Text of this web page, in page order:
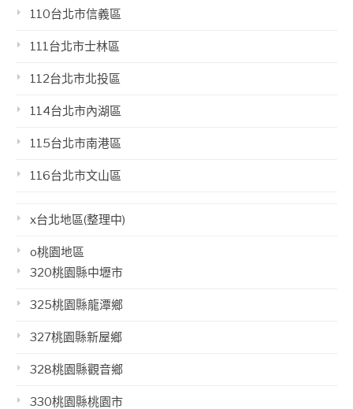
110台北市信義區
111台北市士林區
112台北市北投區
114台北市內湖區
115台北市南港區
116台北市文山區
x台北地區(整理中)
o桃園地區
320桃園縣中壢市
325桃園縣龍潭鄉
327桃園縣新屋鄉
328桃園縣觀音鄉
330桃園縣桃園市